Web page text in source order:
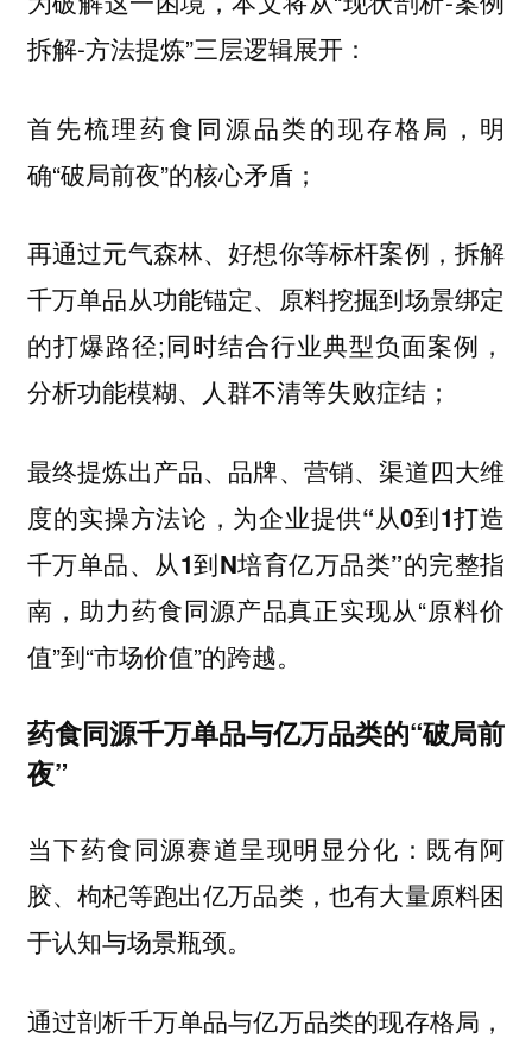
拆解-方法提炼”三层逻辑展开：
首先梳理药食同源品类的现存格局，明
确“破局前夜”的核心矛盾；
再通过元气森林、好想你等标杆案例，拆解
千万单品从功能锚定、原料挖掘到场景绑定
的打爆路径;同时结合行业典型负面案例，
分析功能模糊、人群不清等失败症结；
最终提炼出产品、品牌、营销、渠道四大维
度的实操方法论，为企业提供“从0到1打造
千万单品、从1到N培育亿万品类”的完整指
南，助力药食同源产品真正实现从“原料价
值”到“市场价值”的跨越。
药食同源千万单品与亿万品类的“破局前
夜”
当下药食同源赛道呈现明显分化：既有阿
胶、枸杞等跑出亿万品类，也有大量原料困
于认知与场景瓶颈。
通过剖析千万单品与亿万品类的现存格局，